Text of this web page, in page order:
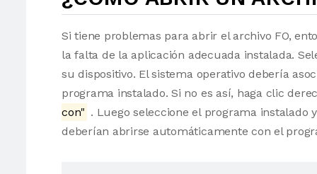
Si tiene problemas para abrir el archivo FO,
la falta de la aplicación adecuada instalada.
su dispositivo. El sistema operativo debería
programa instalado. Si no es así, haga clic
con" . Luego seleccione el programa instalado
deberían abrirse automáticamente con el